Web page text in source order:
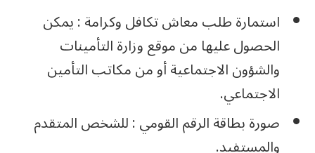
استمارة طلب معاش تكافل وكرامة : يمكن
الحصول عليها من موقع وزارة التأمينات
والشؤون الاجتماعية أو من مكاتب التأمين
الاجتماعي.
صورة بطاقة الرقم القومي : للشخص المتقدم